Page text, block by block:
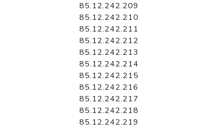
85.12.242.209
85.12.242.210
85.12.242.211
85.12.242.212
85.12.242.213
85.12.242.214
85.12.242.215
85.12.242.216
85.12.242.217
85.12.242.218
85.12.242.219